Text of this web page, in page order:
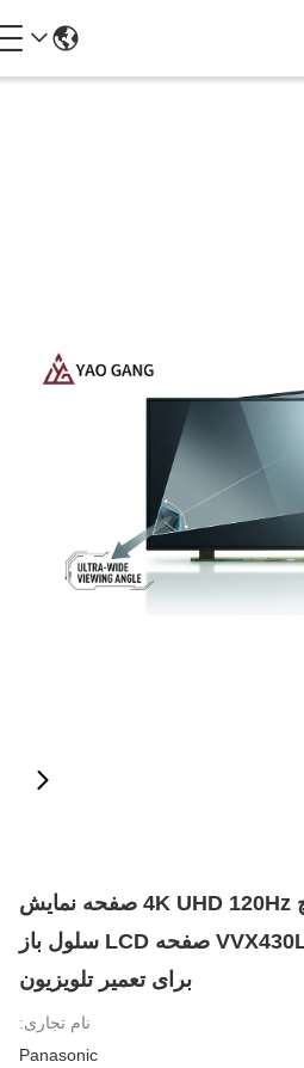
پاناسونیک 43 اینچ 4K UHD 120Hz صفحه نمایش
تلویزیون VVX430LB137-LBX3 صفحه LCD سلول باز
برای تعمیر تلویزیون
نام تجاری:
Panasonic